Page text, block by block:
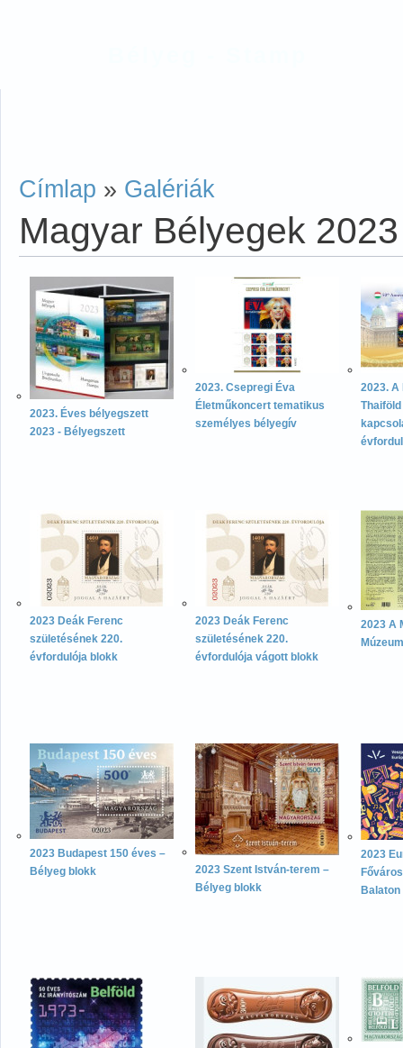
Címlap » Galériák
Magyar Bélyegek 2023
2023. Éves bélyegszett
2023 - Bélyegszett
2023. Csepregi Éva
Életműkoncert tematikus
személyes bélyegív
2023. A
2023 Deák Ferenc
születésének 220.
évfordulója blokk
2023 Deák Ferenc
születésének 220.
évfordulója vágott blokk
2023 A
2023 Budapest 150 éves –
Bélyeg blokk
2023 Szent István-terem –
Bélyeg blokk
2023
Balaton